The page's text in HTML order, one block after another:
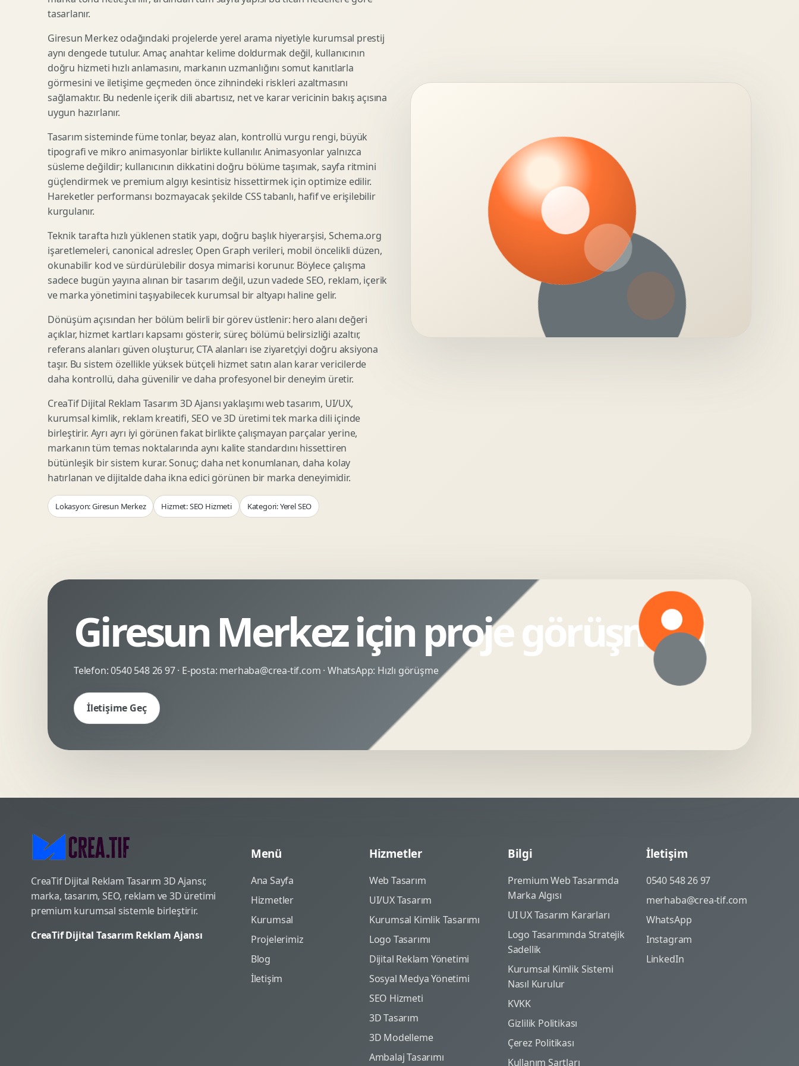
SEO Icerik Stratejisi
Schema Markup Optimizasyonu 3D Lansman Filmi Teknik Modelleme
Premium Ambalaj Tasarimi
Etiket Tasarimi
Kutu Tasarimi
Raf Gorunurlugu
Gida Ambalaj Tasarimi
Kozmetik Ambalaj Tasarimi
E Ticaret Kutu Tasarimi
Ambalaj Mockup Tasarimi
Afis Tasarimi
Brosur Tasarimi
Sunum Tasarimi
Katalog Tasarimi
Infografik Tasarimi
Fuaye Gorsel Tasarimi
Kurumsal Ilan Tasarimi
Marka Stratejisi
Marka Konumlandirma
Rekabet Analizi
Hedef Kitle Analizi
Marka Mimarisi
Deger Onerisi Tasarimi
Pazara Giris Stratejisi
Shopify Tasarim
Woocommerce Tasarim
Eticaret UX Optimizasyonu
Kategori Sayfasi Tasarimi
Sepet Odeme UX
Eticaret SEO Altyapisi
Lead Generation Landing Page
Reklam Landing Page
Webinar Landing Page
App Landing Page
Form Optimizasyonu
Sales Page Tasarimi
Display Banner Tasarimi
Video Reklam Kreatifi
Outdoor Reklam Tasarimi
Performans Kreatif Seti
Story Reklam Tasarimi
Statik Reklam Gorseli
Motion Banner Tasarimi
Logo Animasyonu
Mikro Animasyon Tasarimi
Reklam Motion Video
Arayuz Animasyonu
Sosyal Medya Motion
Webgl Deneyim Tasarimi
AI Gorsel Konsept
No Code Prototip
Veri Gorsellestirme
tasarlanır.
Giresun Merkez odağındaki projelerde yerel arama niyetiyle kurumsal prestij
aynı dengede tutulur. Amaç anahtar kelime doldurmak değil, kullanıcının
doğru hizmeti hızlı anlamasını, markanın uzmanlığını somut kanıtlarla
görmesini ve iletişime geçmeden önce zihnindeki riskleri azaltmasını
sağlamaktır. Bu nedenle içerik dili abartısız, net ve karar vericinin bakış açısına
uygun hazırlanır.
Tasarım sisteminde füme tonlar, beyaz alan, kontrollü vurgu rengi, büyük
tipografi ve mikro animasyonlar birlikte kullanılır. Animasyonlar yalnızca
süsleme değildir; kullanıcının dikkatini doğru bölüme taşımak, sayfa ritmini
güçlendirmek ve premium algıyı kesintisiz hissettirmek için optimize edilir.
Hareketler performansı bozmayacak şekilde CSS tabanlı, hafif ve erişilebilir
kurgulanır.
Teknik tarafta hızlı yüklenen statik yapı, doğru başlık hiyerarşisi, Schema.org
işaretlemeleri, canonical adresler, Open Graph verileri, mobil öncelikli düzen,
okunabilir kod ve sürdürülebilir dosya mimarisi korunur. Böylece çalışma
sadece bugün yayına alınan bir tasarım değil, uzun vadede SEO, reklam, içerik
ve marka yönetimini taşıyabilecek kurumsal bir altyapı haline gelir.
Dönüşüm açısından her bölüm belirli bir görev üstlenir: hero alanı değeri
açıklar, hizmet kartları kapsamı gösterir, süreç bölümü belirsizliği azaltır,
referans alanları güven oluşturur, CTA alanları ise ziyaretçiyi doğru aksiyona
taşır. Bu sistem özellikle yüksek bütçeli hizmet satın alan karar vericilerde
daha kontrollü, daha güvenilir ve daha profesyonel bir deneyim üretir.
CreaTif Dijital Reklam Tasarım 3D Ajansı yaklaşımı web tasarım, UI/UX,
kurumsal kimlik, reklam kreatifi, SEO ve 3D üretimi tek marka dili içinde
birleştirir. Ayrı ayrı iyi görünen fakat birlikte çalışmayan parçalar yerine,
markanın tüm temas noktalarında aynı kalite standardını hissettiren
bütünleşik bir sistem kurar. Sonuç; daha net konumlanan, daha kolay
hatırlanan ve dijitalde daha ikna edici görünen bir marka deneyimidir.
Lokasyon: Giresun Merkez Hizmet: SEO Hizmeti Kategori: Yerel SEO
Giresun Merkez için proje görüşmesi
Telefon:0540 548 26 97· E-posta: merhaba@crea-tif.com · WhatsApp: Hızlı görüşme
İletişime Geç
CreaTif Dijital Reklam Tasarım 3D Ajansı;
marka, tasarım, SEO, reklam ve 3D üretimi
premium kurumsal sistemle birleştirir.
CreaTif Dijital Tasarım Reklam Ajansı
Menü
Ana Sayfa
Hizmetler
Kurumsal
Projelerimiz
Blog
İletişim
Hizmetler
Web Tasarım
UI/UX Tasarım
Kurumsal Kimlik Tasarımı
Logo Tasarımı
Dijital Reklam Yönetimi
Sosyal Medya Yönetimi
SEO Hizmeti
3D Tasarım
3D Modelleme
Ambalaj Tasarımı
Bilgi
Premium Web Tasarımda
Marka Algısı
UI UX Tasarım Kararları
Logo Tasarımında Stratejik
Sadellik
Kurumsal Kimlik Sistemi
Nasıl Kurulur
KVKK
Gizlilik Politikası
Çerez Politikası
Kullanım Şartları
İletişim
0540 548 26 97
merhaba@crea-tif.com
WhatsApp
Instagram
LinkedIn